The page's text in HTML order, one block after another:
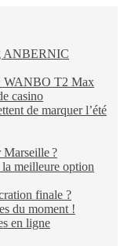
ANBERNIC
WANBO T2 Max
casino
de marquer l’été
Marseille ?
meilleure option
finale ?
du moment !
en ligne